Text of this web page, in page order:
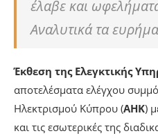
έλαβε και
Αναλυτικά τα
Έκθεση της Ελεγκτικής
αποτελέσματα ελέγχου
Ηλεκτρισμού Κύπρου (ΑΗΚ)
και τις εσωτερικές της